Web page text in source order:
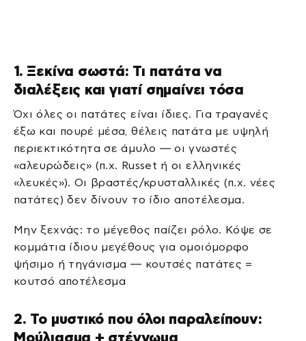
1. Ξεκίνα σωστά: Τι πατάτα να
διαλέξεις και γιατί σημαίνει τόσα
Όχι όλες οι πατάτες είναι ίδιες. Για τραγανές
έξω και πουρέ μέσα, θέλεις πατάτα με υψηλή
περιεκτικότητα σε άμυλο — οι γνωστές
«αλευρώδεις» (π.χ. Russet ή οι ελληνικές
«λευκές»). Οι βραστές/κρυσταλλικές (π.χ. νέες
πατάτες) δεν δίνουν το ίδιο αποτέλεσμα.
Μην ξεχνάς: το μέγεθος παίζει ρόλο. Κόψε σε
κομμάτια ίδιου μεγέθους για ομοιόμορφο
ψήσιμο ή τηγάνισμα — κουτσές πατάτες =
κουτσό αποτέλεσμα
2. Το μυστικό που όλοι παραλείπουν:
Μούλιασμα + στέγνωμα